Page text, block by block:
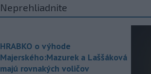
Neprehliadnite
HRABKO o výhode
Majerského:Mazurek a Laššáková
majú rovnakých voličov